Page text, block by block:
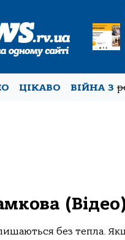
ЦІКАВО ВІЙНА З
без тепла.